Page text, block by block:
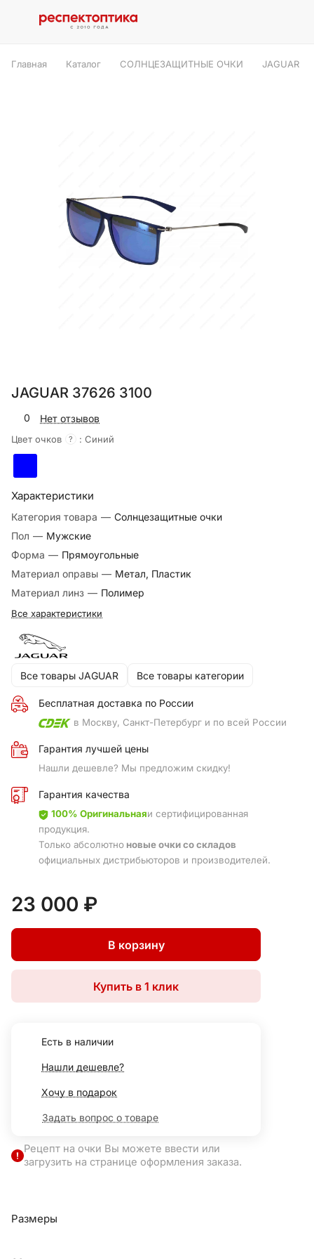
Главная Каталог СОЛНЦЕЗАЩИТНЫЕ ОЧКИ JAGUAR
JAGUAR 37626 3100
0 Нет отзывов
Цвет очков ? : Синий
Характеристики
Категория товара — Солнцезащитные очки
Пол — Мужские
Форма — Прямоугольные
Материал оправы — Метал, Пластик
Материал линз — Полимер
Все характеристики
Все товары JAGUAR Все товары категории
Бесплатная доставка по России
в Москву, Санкт-Петербург и по всей России
Гарантия лучшей цены
Нашли дешевле? Мы предложим скидку!
Гарантия качества
100% Оригинальнаяи сертифицированная
продукция.
Только абсолютно новые очки со складов
официальных дистрибьюторов и производителей.
23 000 ₽
В корзину
Купить в 1 клик
Есть в наличии
Нашли дешевле?
Хочу в подарок
Задать вопрос о товаре
Рецепт на очки Вы можете ввести или
загрузить на странице оформления заказа.
Размеры